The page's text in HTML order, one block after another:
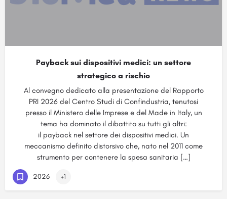
Payback sui dispositivi medici: un settore
strategico a rischio
Al convegno dedicato alla presentazione del Rapporto
PRI 2026 del Centro Studi di Confindustria, tenutosi
presso il Ministero delle Imprese e del Made in Italy, un
tema ha dominato il dibattito su tutti gli altri:
il payback nel settore dei dispositivi medici. Un
meccanismo definito distorsivo che, nato nel 2011 come
strumento per contenere la spesa sanitaria […]
2026 +1